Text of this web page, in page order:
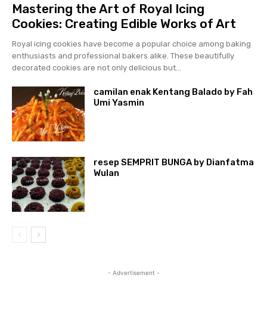
Mastering the Art of Royal Icing
Cookies: Creating Edible Works of Art
Royal icing cookies have become a popular choice among baking
enthusiasts and professional bakers alike. These beautifully
decorated cookies are not only delicious but...
camilan enak Kentang Balado by Fah
Umi Yasmin
resep SEMPRIT BUNGA by Dianfatma
Wulan
- Advertisement -